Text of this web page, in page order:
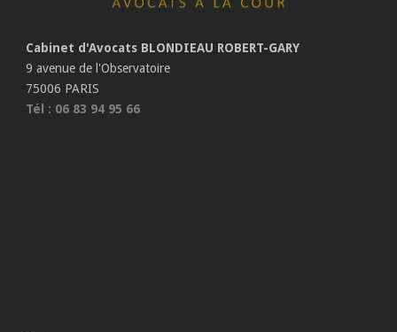
Cabinet d'Avocats BLONDIEAU ROBERT-GARY
9 avenue de l'Observatoire
75006 PARIS
Tél : 06 83 94 95 66